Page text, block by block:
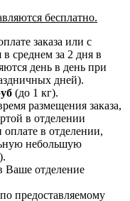
бесплатно.
заказа или с
среднем за 2 дня в
день в день при
дней).
(до 1 кг).
размещения заказа,
в отделении
в отделении,
небольшую
Ваше отделение
предоставляемому